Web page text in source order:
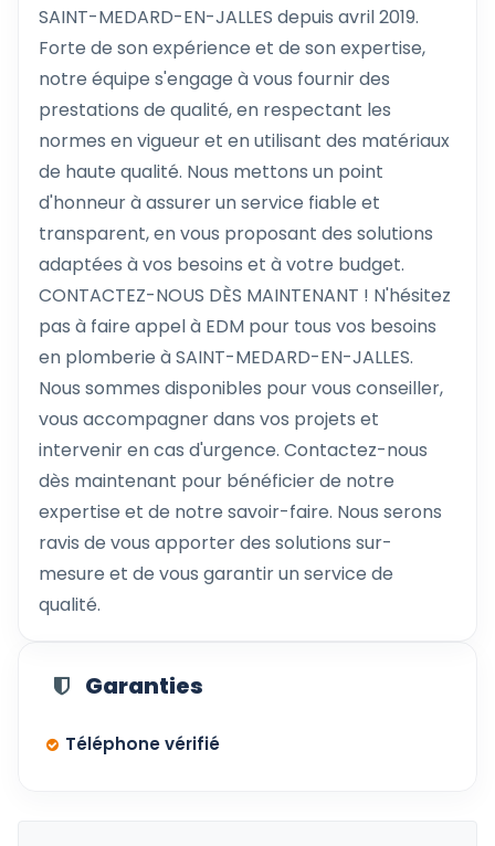
SAINT-MEDARD-EN-JALLES depuis avril 2019.
Forte de son expérience et de son expertise,
notre équipe s'engage à vous fournir des
prestations de qualité, en respectant les
normes en vigueur et en utilisant des matériaux
de haute qualité. Nous mettons un point
d'honneur à assurer un service fiable et
transparent, en vous proposant des solutions
adaptées à vos besoins et à votre budget.
CONTACTEZ-NOUS DÈS MAINTENANT ! N'hésitez
pas à faire appel à EDM pour tous vos besoins
en plomberie à SAINT-MEDARD-EN-JALLES.
Nous sommes disponibles pour vous conseiller,
vous accompagner dans vos projets et
intervenir en cas d'urgence. Contactez-nous
dès maintenant pour bénéficier de notre
expertise et de notre savoir-faire. Nous serons
ravis de vous apporter des solutions sur-
mesure et de vous garantir un service de
qualité.
Garanties
Téléphone vérifié